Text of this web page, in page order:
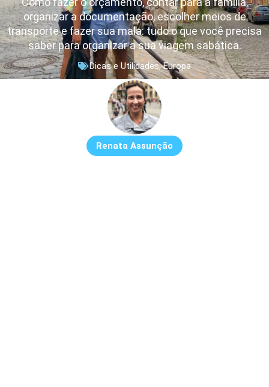
organizar a documentação, escolher meios de
transporte e fazer sua mala: tudo o que você precisa
saber para organizar a sua viagem sabática.
Dicas e Utilidades,Europa
Renata Assunção